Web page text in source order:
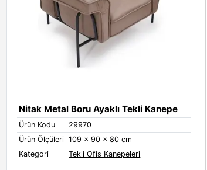
Nitak Metal Boru Ayaklı Tekli Kanepe
Ürün Kodu
29970
Ürün Ölçüleri 109 x 90 x 80 cm
Kategori
Tekli Ofis Kanepeleri